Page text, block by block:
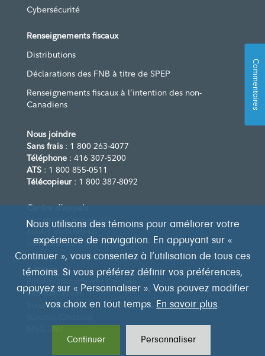
Cybersécurité
Renseignements fiscaux
Distributions
Déclarations des FNB à titre de SPEP
Renseignements fiscaux à l’intention des non-
Canadiens
Nous joindre
Sans frais: 1 800 263-4077
Téléphone : 416 307-5200
ATS : 1 800 855-0511
Télécopieur: 1 800 387-8092
Centre d’appels
Le centre d’appels est
vendredi, de 8 h à 20 h (HE)
Adresse
Fidelity Investments Canada
483 Bay Street
Suite 300
M5G 2N7
Nous utilisons des témoins pour améliorer votre
expérience de navigation. En appuyant sur «
Continuer », vous consentez à l’utilisation de tous ces
témoins. Si vous préférez définir vos préférences,
appuyez sur « Personnaliser ». Vous pouvez modifier
vos choix en tout temps. En savoir plus.
Continuer Personnaliser
Commentaires